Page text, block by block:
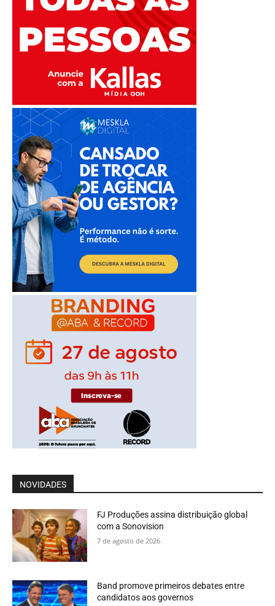
NOVIDADES
FJ Produções assina distribuição global
com a Sonovision
7 de agosto de 2026
Band promove primeiros debates entre
candidatos aos governos